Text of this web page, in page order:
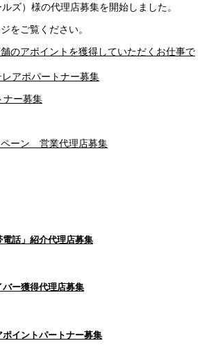
ズ）様の代理店募集を開始しました。
をご覧ください。
のアポイントを獲得していただくお仕事で
レアポパートナー募集
ナー募集
ペーン 営業代理店募集
電話」紹介代理店募集
ー獲得代理店募集
ポイントパートナー募集